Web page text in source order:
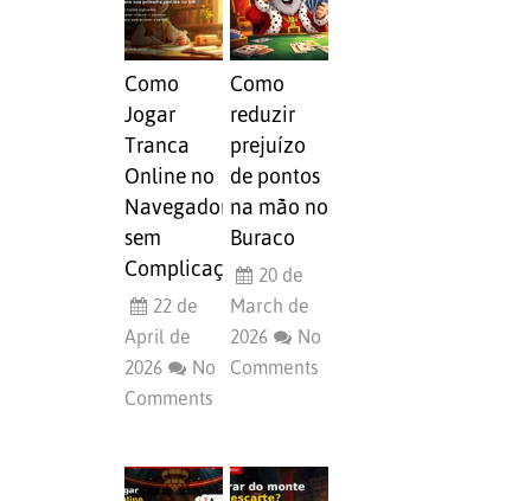
Como
Jogar
Tranca
Online no
Navegador
sem
Complicação
22 de
April de
2026
No
Comments
Como
reduzir
prejuízo
de pontos
na mão no
Buraco
20 de
March de
2026
No
Comments